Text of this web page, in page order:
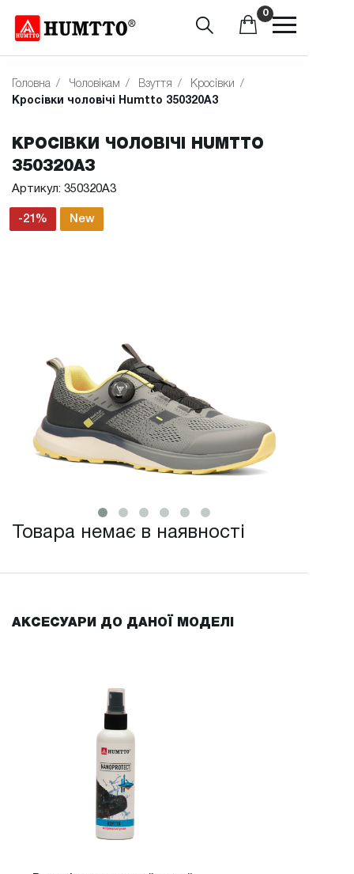
0
Головна / Чоловікам / Взуття / Кросівки
/
Кросівки чоловічі Humtto 350320A3
-21% New
КРОСІВКИ ЧОЛОВІЧІ HUMTTO
350320A3
Артикул: 350320A3
Товара немає в наявності
АКСЕСУАРИ ДО ДАНОЇ МОДЕЛІ